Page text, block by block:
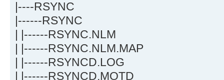
|----RSYNC
|------RSYNC
| |------RSYNC.NLM
| |------RSYNC.NLM.MAP
| |------RSYNCD.LOG
| |------RSYNCD.MOTD